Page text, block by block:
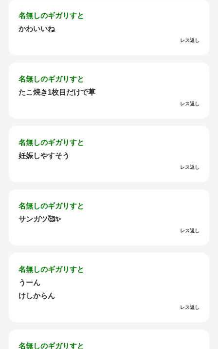
名無しのギガりすと
かわいいね
レス返し
名無しのギガりすと
たこ焼き1枚目だけで草
レス返し
名無しのギガりすと
妊娠しやすそう
レス返し
名無しのギガりすと
サンガツ🥰✨
レス返し
名無しのギガりすと
うーん
けしからん
レス返し
名無しのギガりすと